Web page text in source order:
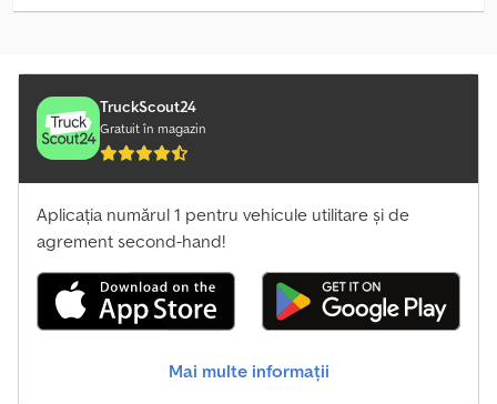
Hapert Valiza
Hfr Valiza
Hoffmann Valiza
Konj Svobode Valiza
Kröger Valiza
Kögel Valiza
TruckScout24
Gratuit în magazin
Aplicația numărul 1 pentru vehicule utilitare și de
agrement second-hand!
Mai multe informații